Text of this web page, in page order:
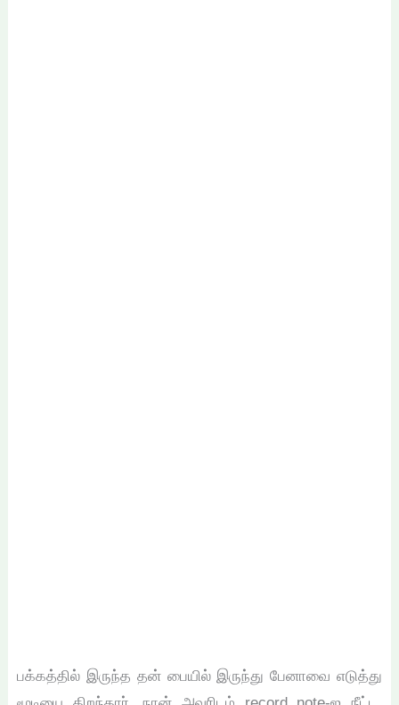
பக்கத்தில் இருந்த தன் பையில் இருந்து பேனாவை எடுத்து